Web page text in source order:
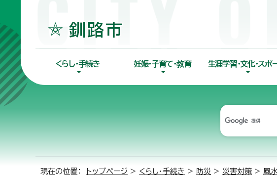
くらし・手続き 妊娠・子育て・教育 生涯学習・文化・スポ
現在の位置： トップページ > くらし・手続き > 防災 > 災害対策 > 風